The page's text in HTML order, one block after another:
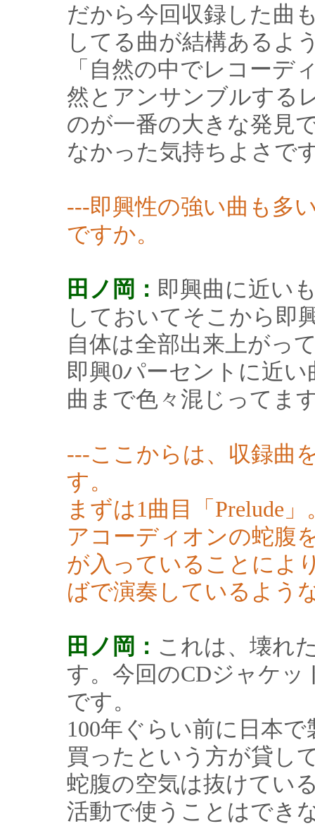
だから今回収録した曲
してる曲が結構あるよ
「自然の中でレコーデ
然とアンサンブルする
のが一番の大きな発見
なかった気持ちよさで
---即興性の強い曲も多
ですか。
田ノ岡： 即興曲に近い
しておいてそこから即
自体は全部出来上がっ
即興0パーセントに近
曲まで色々混じってま
---ここからは、収録曲
す。
まずは1曲目「Prelude」
アコーディオンの蛇腹
が入っていることによ
ばで演奏しているよう
田ノ岡： これは、壊れ
す。今回のCDジャケ
です。
100年ぐらい前に日本
買ったという方が貸し
蛇腹の空気は抜けてい
活動で使うことはでき